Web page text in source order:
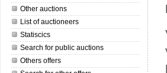
Other auctions
List of auctioneers
Statiscics
Search for public auctions
Others offers